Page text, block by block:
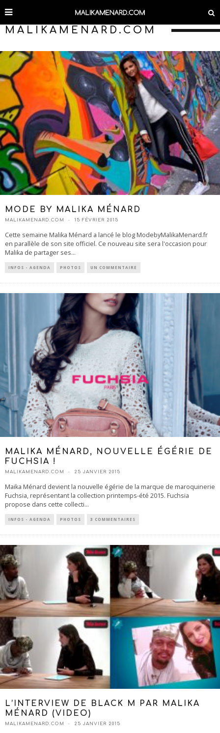
MALIKAMENARD.COM
MODE BY MALIKA MÉNARD
MALIKAMENARD.COM 15 FÉVRIER 2015
Cette semaine Malika Ménard a lancé le blog ModebyMalikaMenard.fr
en parallèle de son site officiel. Ce nouveau site sera l'occasion pour
Malika de partager ses...
INFOS - AGENDA PHOTOS UN COMMENTAIRE
MALIKA MÉNARD, NOUVELLE ÉGÉRIE DE
FUCHSIA !
MALIKAMENARD.COM 25 JANVIER 2015
Maika Ménard devient la nouvelle égérie de la marque de maroquinerie
Fuchsia, représentant la collection printemps-été 2015. Fuchsia
propose dans cette collecti...
INFOS - AGENDA PHOTOS 3 COMMENTAIRES
L’INTERVIEW DE BLACK M PAR MALIKA
MÉNARD (VIDEO)
MALIKAMENARD.COM 25 JANVIER 2015